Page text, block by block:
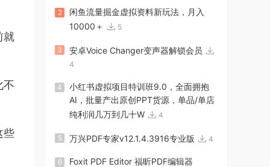
就
不
些
2
闲鱼流量掘金虚拟资料新玩法，月入
10000＋
5
3 安卓Voice Changer变声器解锁会员
4
4
小红书虚拟项目特训班9.0，全面拥抱
AI，批量产出原创PPT货源，单品/单店
纯利润几万到几十W
4
5 万兴PDF专家v12.1.4.3916专业版 4
6
Foxit PDF Editor 福昕PDF编辑器